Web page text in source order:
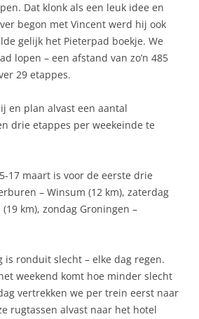
Dat klonk als een leuk idee en
begon met Vincent werd hij ook
gelijk het Pieterpad boekje. We
lopen – een afstand van zo’n 485
29 etappes.
en plan alvast een aantal
drie etappes per weekeinde te
17 maart is voor de eerste drie
– Winsum (12 km), zaterdag
km), zondag Groningen –
is ronduit slecht – elke dag regen.
weekend komt hoe minder slecht
vertrekken we per trein eerst naar
rugtassen alvast naar het hotel